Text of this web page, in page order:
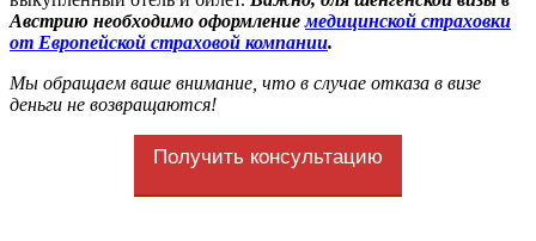
Австрию необходимо оформлениемедицинской страховки
от Европейской страховой компании.
Мы обращаем ваше внимание, что в случае отказа в визе
деньги не возвращаются!
Получить консультацию